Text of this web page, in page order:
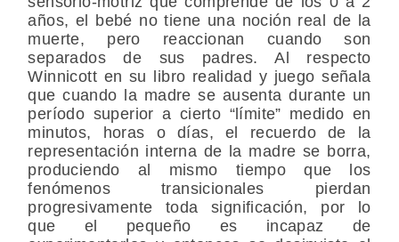
años, el bebé no tiene una noción real de la
muerte, pero reaccionan cuando son
separados de sus padres. Al respecto
Winnicott en su libro realidad y juego señala
que cuando la madre se ausenta durante un
período superior a cierto “límite” medido en
minutos, horas o días, el recuerdo de la
representación interna de la madre se borra,
produciendo al mismo tiempo que los
fenómenos transicionales pierdan
progresivamente toda significación, por lo
que el pequeño es incapaz de